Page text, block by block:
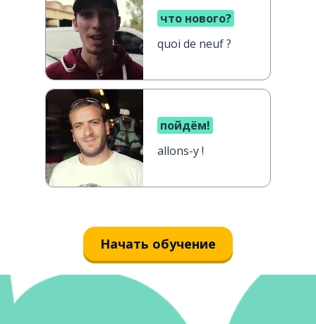
что нового?
quoi de neuf ?
пойдём!
allons-y !
Начать обучение